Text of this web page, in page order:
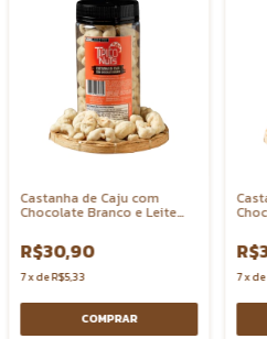
Castanha de Caju com
Chocolate Branco e Leite
R$30,90
7xdeR$5,33
COMPRAR
7xde